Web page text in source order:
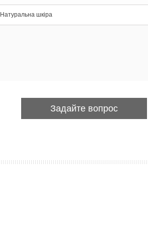
Натуральна шкіра
Задайте вопрос